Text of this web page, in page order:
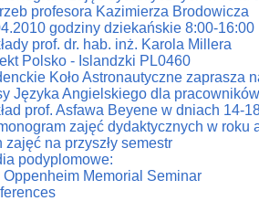
profesora Kazimierza Brodowicza
godziny dziekańskie 8:00-16:00
prof. dr. hab. inż. Karola Millera
Polsko - Islandzki PL0460
Koło Astronautyczne zaprasza
Języka Angielskiego dla
prof. Asfawa Beyene w dniach 14-
zajęć dydaktycznych w roku
zajęć na przyszły semestr
podyplomowe:
Oppenheim Memorial Seminar